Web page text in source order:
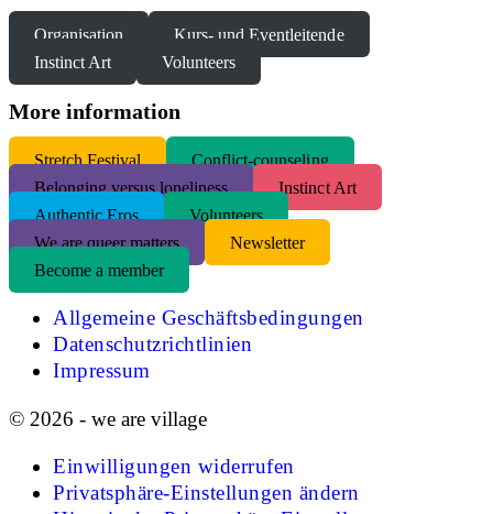
Organisation
Kurs- und Eventleitende
Instinct Art
Volunteers
More information
Stretch Festival
Conflict-counseling
Belonging versus loneliness
Instinct Art
Authentic Eros
Volunteers
We are queer matters
Newsletter
Become a member
Allgemeine Geschäftsbedingungen
Datenschutzrichtlinien
Impressum
© 2026 - we are village
Einwilligungen widerrufen
Privatsphäre-Einstellungen ändern